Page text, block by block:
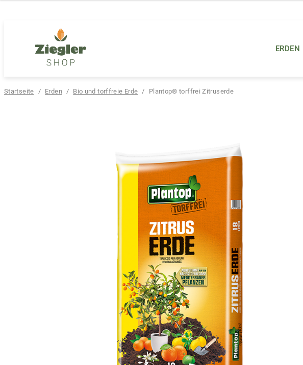
ERDEN
Startseite / Erden / Bio und torffreie Erde / Plantop® torffrei Zitruserde